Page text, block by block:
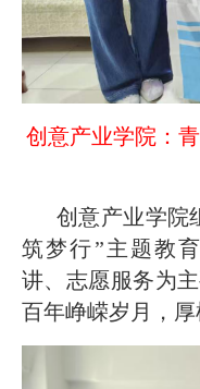
创意产业学院：
创意产业学院
筑梦行”主题教
讲、志愿服务为
百年峥嵘岁月，厚